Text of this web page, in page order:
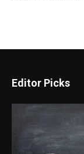
Editor Picks